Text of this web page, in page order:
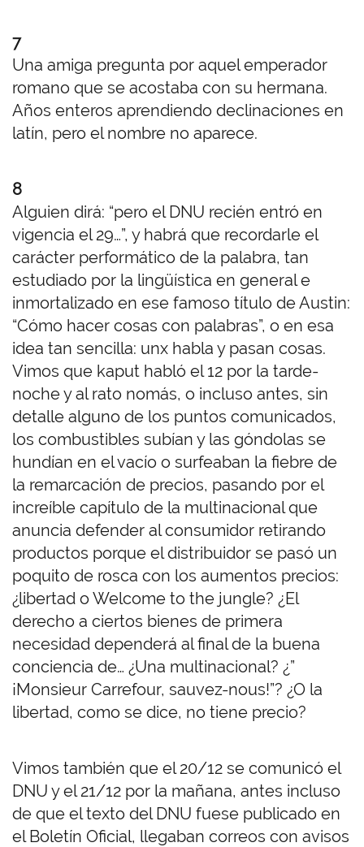
7
Una amiga pregunta por aquel emperador
romano que se acostaba con su hermana.
Años enteros aprendiendo declinaciones en
latín, pero el nombre no aparece.
8
Alguien dirá: “pero el DNU recién entró en
vigencia el 29…”, y habrá que recordarle el
carácter performático de la palabra, tan
estudiado por la lingüística en general e
inmortalizado en ese famoso título de Austin:
“Cómo hacer cosas con palabras”, o en esa
idea tan sencilla: unx habla y pasan cosas.
Vimos que kaput habló el 12 por la tarde-
noche y al rato nomás, o incluso antes, sin
detalle alguno de los puntos comunicados,
los combustibles subían y las góndolas se
hundían en el vacío o surfeaban la fiebre de
la remarcación de precios, pasando por el
increíble capítulo de la multinacional que
anuncia defender al consumidor retirando
productos porque el distribuidor se pasó un
poquito de rosca con los aumentos precios:
¿libertad o Welcome to the jungle? ¿El
derecho a ciertos bienes de primera
necesidad dependerá al final de la buena
conciencia de… ¿Una multinacional? ¿”
¡Monsieur Carrefour, sauvez-nous!”? ¿O la
libertad, como se dice, no tiene precio?
Vimos también que el 20/12 se comunicó el
DNU y el 21/12 por la mañana, antes incluso
de que el texto del DNU fuese publicado en
el Boletín Oficial, llegaban correos con avisos